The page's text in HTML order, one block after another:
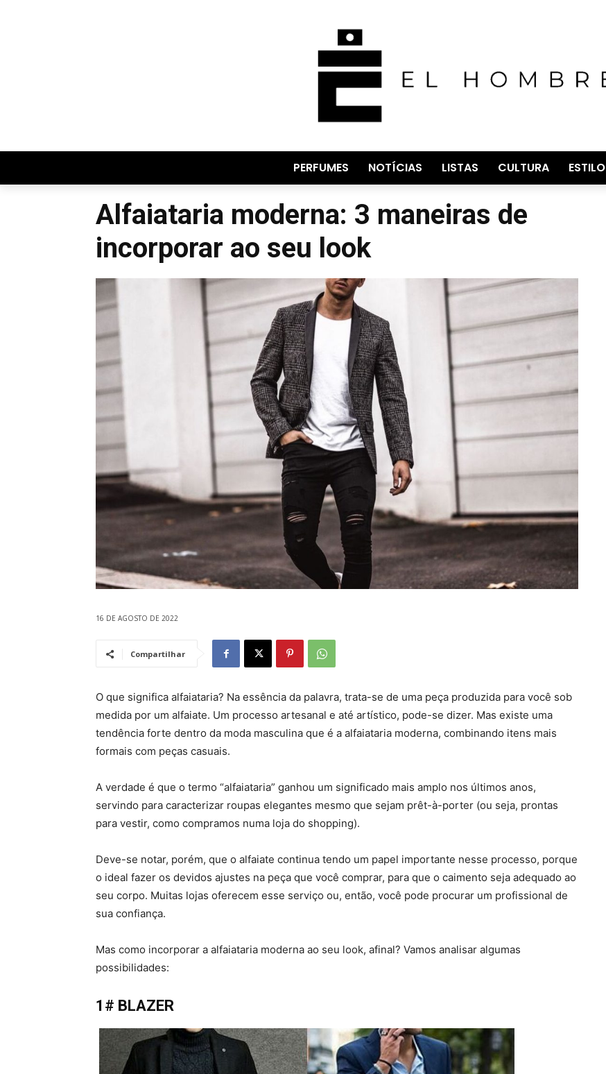
PERFUMES NOTÍCIAS LISTAS CULTURA ESTILO
Alfaiataria moderna: 3 maneiras de
incorporar ao seu look
16 DE AGOSTO DE 2022
Compartilhar
O que significa alfaiataria? Na essência da palavra, trata-se de uma peça produzida para você sob
medida por um alfaiate. Um processo artesanal e até artístico, pode-se dizer. Mas existe uma
tendência forte dentro da moda masculina que é a alfaiataria moderna, combinando itens mais
formais com peças casuais.
A verdade é que o termo “alfaiataria” ganhou um significado mais amplo nos últimos anos,
servindo para caracterizar roupas elegantes mesmo que sejam prêt-à-porter (ou seja, prontas
para vestir, como compramos numa loja do shopping).
Deve-se notar, porém, que o alfaiate continua tendo um papel importante nesse processo, porque
o ideal fazer os devidos ajustes na peça que você comprar, para que o caimento seja adequado ao
seu corpo. Muitas lojas oferecem esse serviço ou, então, você pode procurar um profissional de
sua confiança.
Mas como incorporar a alfaiataria moderna ao seu look, afinal? Vamos analisar algumas
possibilidades:
1# BLAZER